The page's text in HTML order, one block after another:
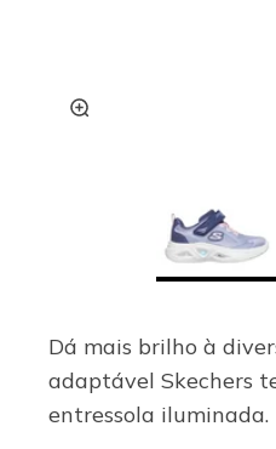
Dá mais brilho à
adaptável Skechers
entressola iluminada.